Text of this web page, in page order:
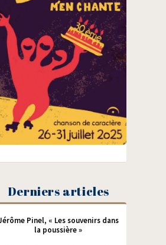
Derniers articles
Pinel, « Les souvenirs dans
la poussière »